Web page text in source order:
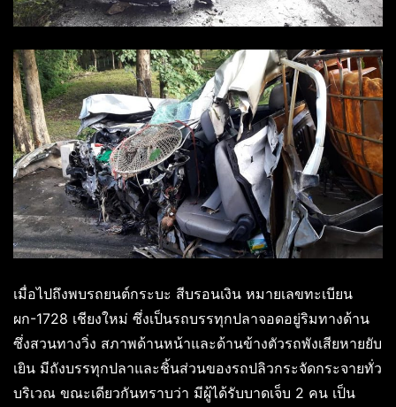
เมื่อไปถึงพบรถยนต์กระบะ สีบรอนเงิน หมายเลขทะเบียน
ผก-1728 เชียงใหม่ ซึ่งเป็นรถบรรทุกปลาจอดอยู่ริมทางด้าน
ซึ่งสวนทางวิ่ง สภาพด้านหน้าและด้านข้างตัวรถพังเสียหายยับ
เยิน มีถังบรรทุกปลาและชิ้นส่วนของรถปลิวกระจัดกระจายทั่ว
บริเวณ ขณะเดียวกันทราบว่า มีผู้ได้รับบาดเจ็บ 2 คน เป็น